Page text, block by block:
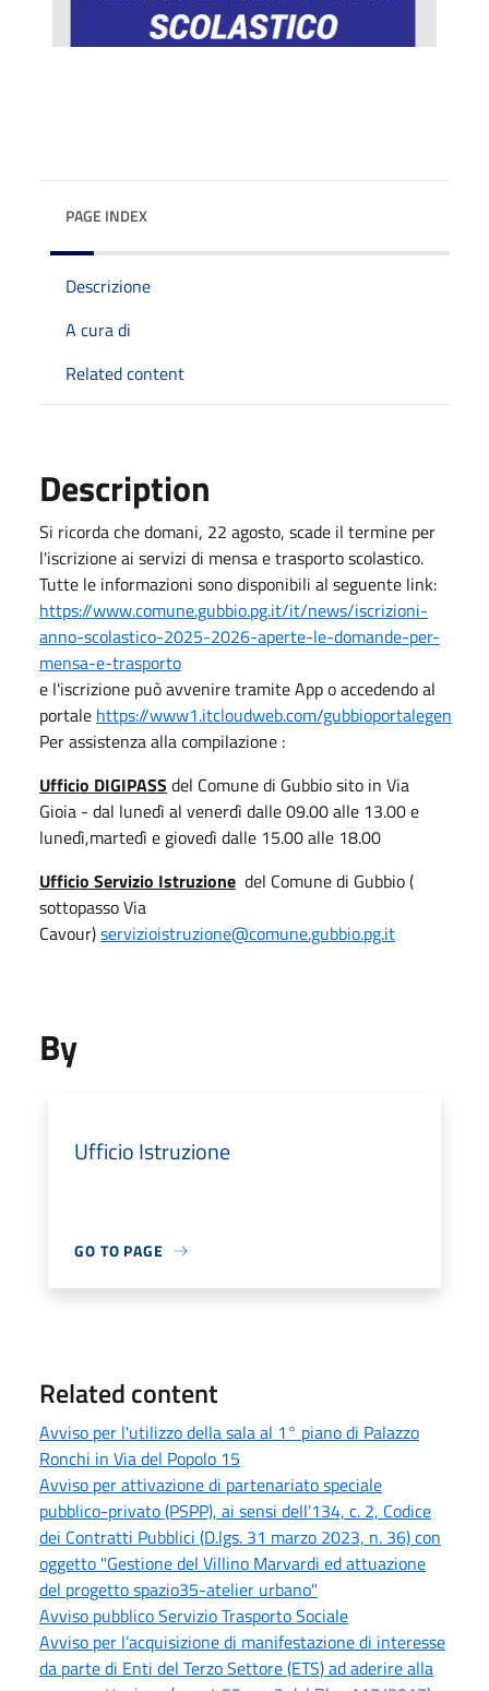
PAGE INDEX
Descrizione
A cura di
Related content
Description
Si ricorda chedomani, 22 agosto, scade il termine per
l'iscrizione ai servizi di mensa e trasporto scolastico.
Tutte le informazioni sono disponibili al seguente link:
https://www.comune.gubbio.pg.it/it/news/iscrizioni-
anno-scolastico-2025-2026-aperte-le-domande-per-
mensa-e-trasporto
e l'iscrizione può avvenire tramite App o accedendo al
portale https://www1.itcloudweb.com/gubbioportalegen
Per assistenza alla compilazione :
Ufficio DIGIPASS del Comune di Gubbio sito in Via
Gioia - dal lunedì al venerdì dalle 09.00 alle 13.00 e
lunedì,martedì e giovedì dalle 15.00 alle 18.00
Ufficio Servizio Istruzione del Comune di Gubbio (
sottopasso Via
Cavour)servizioistruzione@comune.gubbio.pg.it
By
Ufficio Istruzione
GO TO PAGE
Related content
Avviso per l'utilizzo della sala al 1° piano di Palazzo
Ronchi in Via del Popolo 15
Avviso per attivazione di partenariato speciale
pubblico-privato (PSPP), ai sensi dell’134, c. 2, Codice
dei Contratti Pubblici (D.lgs. 31 marzo 2023, n. 36) con
oggetto "Gestione del Villino Marvardi ed attuazione
del progetto spazio35-atelier urbano"
Avviso pubblico Servizio Trasporto Sociale
Avviso per l’acquisizione di manifestazione di interesse
da parte di Enti del Terzo Settore (ETS) ad aderire alla